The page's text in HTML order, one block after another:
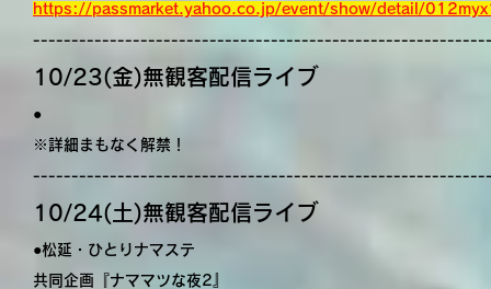
https://passmarket.yahoo.co.jp/event/show/detail/
10/23(金)無観客配信ライブ
●
​※詳細まもなく解禁！
10/24(土)無観客配信ライブ
●松延・ひとりナマステ
共同企画『ナママツな夜2』